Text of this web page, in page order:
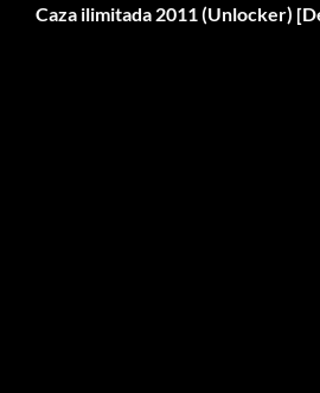
Caza ilimitada 2011 (Unlocker)